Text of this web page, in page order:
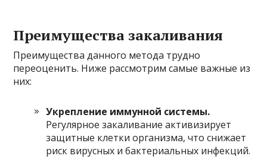
Преимущества закаливания
Преимущества данного метода трудно
переоценить. Ниже рассмотрим самые важные из
них:
Укрепление иммунной системы.
Регулярное закаливание активизирует
защитные клетки организма, что снижает
риск вирусных и бактериальных инфекций.